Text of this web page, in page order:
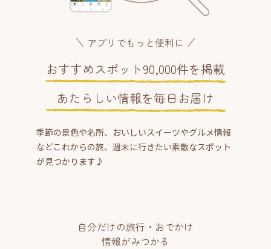
アプリでもっと便利に
おすすめスポット90,000件を掲載
あたらしい情報を毎日お届け
季節の景色や名所、おいしいスイーツやグルメ情報
などこれからの旅、週末に行きたい素敵なスポット
が見つかります♪
自分だけの旅行・おでかけ
情報がみつかる